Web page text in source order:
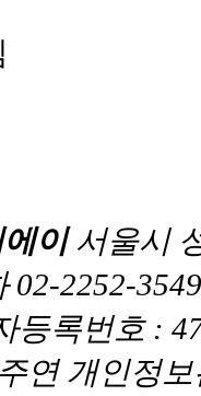
이서울시
02-2252-
등록번호 :
연 개인정